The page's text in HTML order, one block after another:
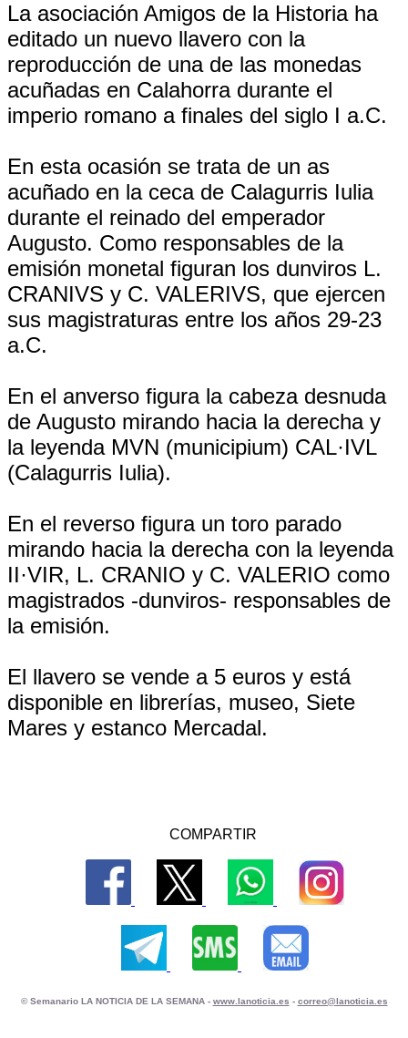
La asociación Amigos de la Historia ha
editado un nuevo llavero con la
reproducción de una de las monedas
acuñadas en Calahorra durante el
imperio romano a finales del siglo I a.C.
En esta ocasión se trata de un as
acuñado en la ceca de Calagurris Iulia
durante el reinado del emperador
Augusto. Como responsables de la
emisión monetal figuran los dunviros L.
CRANIVS y C. VALERIVS, que ejercen
sus magistraturas entre los años 29-23
a.C.
En el anverso figura la cabeza desnuda
de Augusto mirando hacia la derecha y
la leyenda MVN (municipium) CAL·IVL
(Calagurris Iulia).
En el reverso figura un toro parado
mirando hacia la derecha con la leyenda
II·VIR, L. CRANIO y C. VALERIO como
magistrados -dunviros- responsables de
la emisión.
El llavero se vende a 5 euros y está
disponible en librerías, museo, Siete
Mares y estanco Mercadal.
COMPARTIR
© Semanario LA NOTICIA DE LA SEMANA - www.lanoticia.es - correo@lanoticia.es